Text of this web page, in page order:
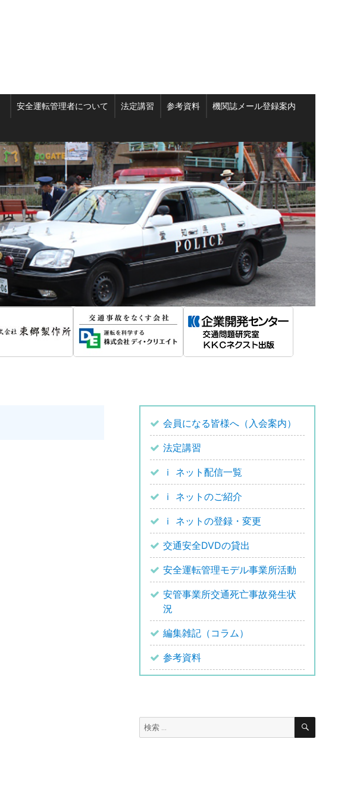
安全運転管理者について 法定講習 参考資料 機関誌メール登録案内
会員になる皆様へ（入会案内）
法定講習
ｉ ネット配信一覧
ｉ ネットのご紹介
ｉ ネットの登録・変更
交通安全DVDの貸出
安全運転管理モデル事業所活動
安管事業所交通死亡事故発生状
況
編集雑記（コラム）
参考資料
検
索:
検